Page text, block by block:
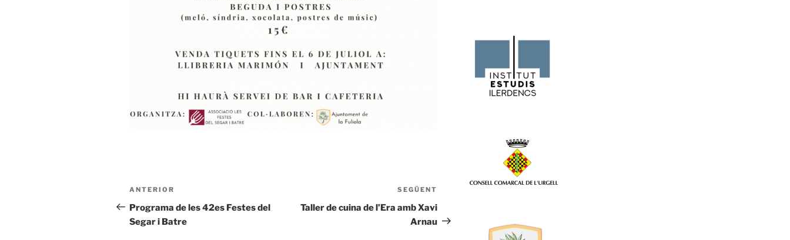
Navegació
d'entrades
Entrada
anterior
ANTERIOR
Programa de les 42es Festes del
Segar i Batre
SEGÜENT
Taller de cuina de l’Era amb Xavi
Arnau